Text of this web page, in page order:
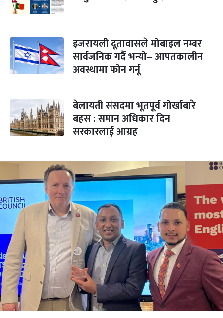
इजरायली दूतावासले मोबाइल नम्बर
सार्वजनिक गर्दै भन्यो– आपतकालीन
अवस्थामा फोन गर्नू
बेलायती संसदमा भूतपूर्व गोर्खाबारे
बहस : समान अधिकार दिन
सरकारलाई आग्रह